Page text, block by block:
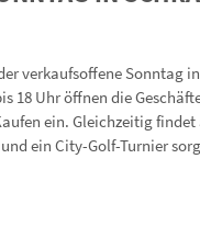
verkaufsoffene Sonntag
18 Uhr öffnen die
ein. Gleichzeitig
ein City-Golf-Turnier